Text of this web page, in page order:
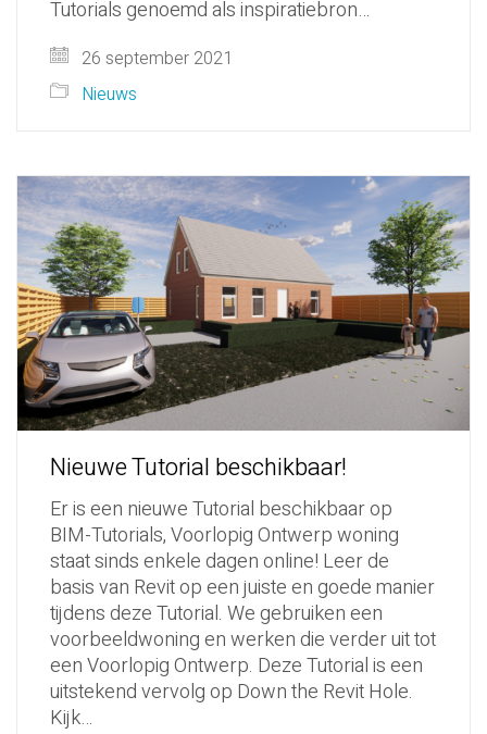
Tutorials genoemd als inspiratiebron…
26 september 2021
Nieuws
Nieuwe Tutorial beschikbaar!
Er is een nieuwe Tutorial beschikbaar op
BIM-Tutorials, Voorlopig Ontwerp woning
staat sinds enkele dagen online! Leer de
basis van Revit op een juiste en goede manier
tijdens deze Tutorial. We gebruiken een
voorbeeldwoning en werken die verder uit tot
een Voorlopig Ontwerp. Deze Tutorial is een
uitstekend vervolg op Down the Revit Hole.
Kijk…